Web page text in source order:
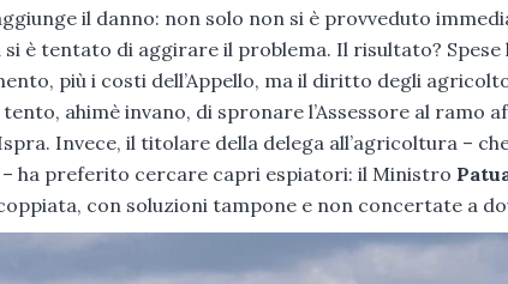
il danno: non solo non si è provveduto
è tentato di aggirare il problema. Il risultato?
più i costi dell’Appello, ma il diritto degli
ahimè invano, di spronare l’Assessore al ramo
Invece, il titolare della delega all’agricoltura –
ha preferito cercare capri espiatori: il Ministro
con soluzioni tampone e non concertate a